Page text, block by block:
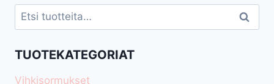
Etsi: Haku
TUOTEKATEGORIAT
Vihkisormukset